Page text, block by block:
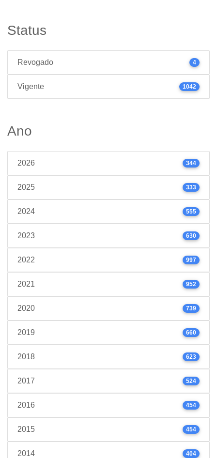
Status
Revogado 4
Vigente 1042
Ano
2026 344
2025 333
2024 555
2023 630
2022 997
2021 952
2020 739
2019 660
2018 623
2017 524
2016 454
2015 454
2014 404